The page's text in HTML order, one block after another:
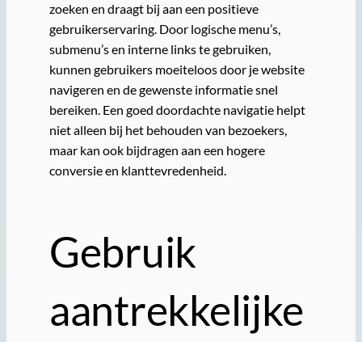
zoeken en draagt bij aan een positieve
gebruikerservaring. Door logische menu’s,
submenu’s en interne links te gebruiken,
kunnen gebruikers moeiteloos door je website
navigeren en de gewenste informatie snel
bereiken. Een goed doordachte navigatie helpt
niet alleen bij het behouden van bezoekers,
maar kan ook bijdragen aan een hogere
conversie en klanttevredenheid.
Gebruik
aantrekkelijke